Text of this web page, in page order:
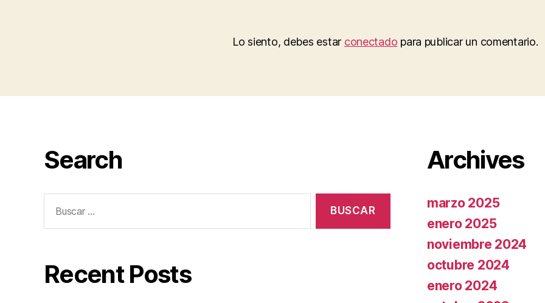
Lo siento, debes estar conectado para publicar un comentario.
Search
Recent Posts
Archives
marzo 2025
enero 2025
noviembre 2024
octubre 2024
enero 2024